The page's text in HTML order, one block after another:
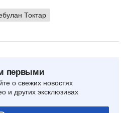
Токтар
первыми
о свежих новостях
и других эксклюзивах